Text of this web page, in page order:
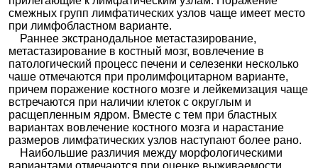
смежных групп лимфатических узлов чаще имеет место
при лимфобластном варианте.
Раннее экстранодальное метастазирование,
метастазирование в костный мозг, вовлечение в
патологический процесс печени и селезенки несколько
чаше отмечаются при пролимфоцитарном варианте,
причем поражение костного мозге и лейкемизация чаще
встречаются при наличии клеток с округлым и
расщепленным ядром. Вместе с тем при бластных
вариантах вовлечение костного мозга и нарастание
размеров лимфатических узлов наступают более рано.
Наибольшие различия между морфологическими
вариантами отмечаются при оценке выживаемости.